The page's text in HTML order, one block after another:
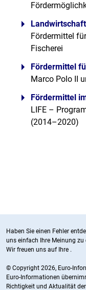
Fördermittel
Fischerei
Fördermittel
Marco Polo II
Fördermittel
LIFE –
(2014–2020)
Haben Sie einen Fehler
uns einfach Ihre Meinung
Wir freuen uns auf Ihre .
© Copyright 2026, Euro-
Euro-Informationen
Richtigkeit und Aktualität